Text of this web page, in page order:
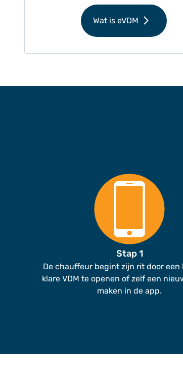
Wat is eVDM
Stap 1
De chauffeur begint zijn rit door
klare VDM te openen of zelf een
maken in de app.